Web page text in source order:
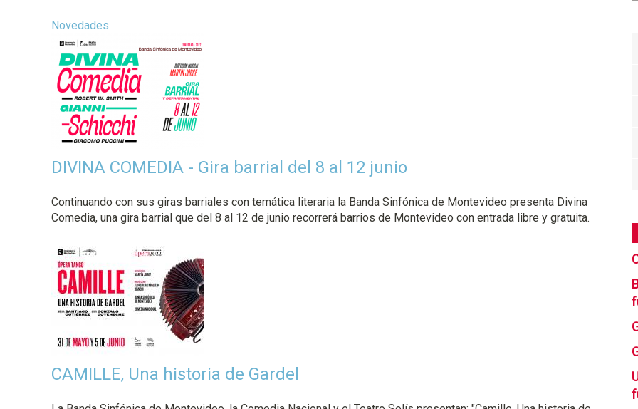
Novedades
DIVINA COMEDIA - Gira barrial del 8 al 12 junio
Continuando con sus giras barriales con temática literaria la Banda Sinfónica de Montevideo presenta Divina
Comedia, una gira barrial que del 8 al 12 de junio recorrerá barrios de Montevideo con entrada libre y gratuita.
CAMILLE, Una historia de Gardel
n
c
p
a